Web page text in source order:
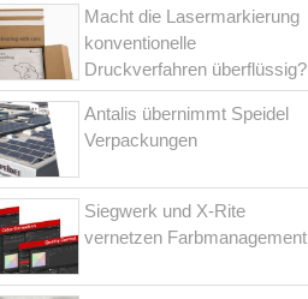
Macht die Lasermarkierung
konventionelle
Druckverfahren überflüssig?
Antalis übernimmt Speidel
Verpackungen
Siegwerk und X-Rite
vernetzen Farbmanagement